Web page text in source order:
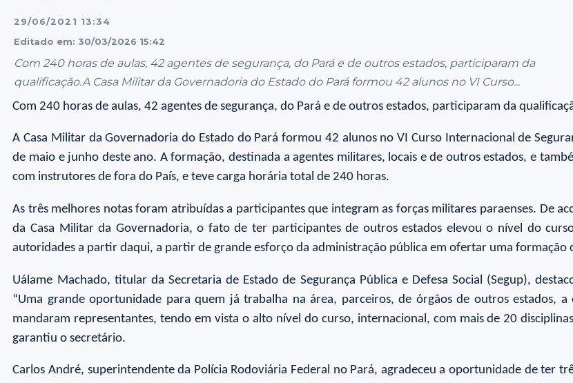
29/06/2021 13:34
Editado em: 30/03/2026 15:42
Com 240 horas de aulas, 42 agentes de segurança, do Pará e de outros estados, participaram da
qualificação.A Casa Militar da Governadoria do Estado do Pará formou 42 alunos no VI Curso...
Com 240 horas de aulas, 42 agentes de segurança, do Pará e de outros estados, participaram da
A Casa Militar da Governadoria do Estado do Pará formou 42 alunos no VI Curso Internacional de
de maio e junho deste ano. A formação, destinada a agentes militares, locais e de outros estados, e
com instrutores de fora do País, e teve carga horária total de 240 horas.
As três melhores notas foram atribuídas a participantes que integram as forças militares paraenses. De
da Casa Militar da Governadoria, o fato de ter participantes de outros estados elevou o nível do
autoridades a partir daqui, a partir de grande esforço da administração pública em ofertar uma formação
Uálame Machado, titular da Secretaria de Estado de Segurança Pública e Defesa Social (Segup),
“Uma grande oportunidade para quem já trabalha na área, parceiros, de órgãos de outros estados,
mandaram representantes, tendo em vista o alto nível do curso, internacional, com mais de 20
garantiu o secretário.
Carlos André, superintendente da Polícia Rodoviária Federal no Pará, agradeceu a oportunidade de ter